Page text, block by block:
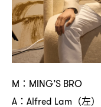
M：MING’S BRO
A：Alfred Lam（左）